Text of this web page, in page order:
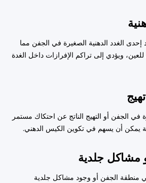
الغدد الدهنية الصغيرة في الجفن مما
ويؤدي إلى تراكم الإفرازات داخل الغدة
في الجفن أو التهيج الناتج عن احتكاك مستمر
يمكن أن يسهم في تكوين الكيس الدهني.
مشاكل جلدية
في منطقة الجفن أو وجود مشاكل جلدية